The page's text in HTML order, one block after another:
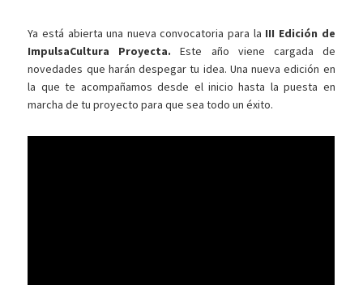
Ya está abierta una nueva convocatoria para la III Edición de
ImpulsaCultura Proyecta. Este año viene cargada de
novedades que harán despegar tu idea. Una nueva edición en
la que te acompañamos desde el inicio hasta la puesta en
marcha de tu proyecto para que sea todo un éxito.